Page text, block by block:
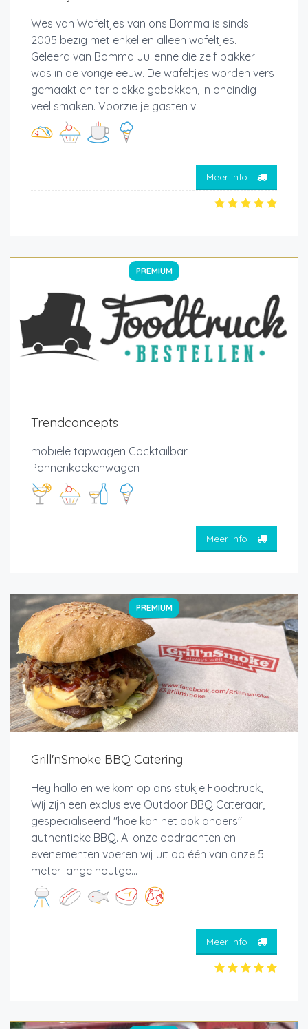
Wes van Wafeltjes van ons Bomma is sinds
2005 bezig met enkel en alleen wafeltjes.
Geleerd van Bomma Julienne die zelf bakker
was in de vorige eeuw. De wafeltjes worden vers
gemaakt en ter plekke gebakken, in oneindig
veel smaken. Voorzie je gasten v...
Meer info
PREMIUM
Trendconcepts
mobiele tapwagen Cocktailbar
Pannenkoekenwagen
Meer info
PREMIUM
Grill'nSmoke BBQ Catering
Hey hallo en welkom op ons stukje Foodtruck,
Wij zijn een exclusieve Outdoor BBQ Cateraar,
gespecialiseerd "hoe kan het ook anders"
authentieke BBQ. Al onze opdrachten en
evenementen voeren wij uit op één van onze 5
meter lange houtge...
Meer info